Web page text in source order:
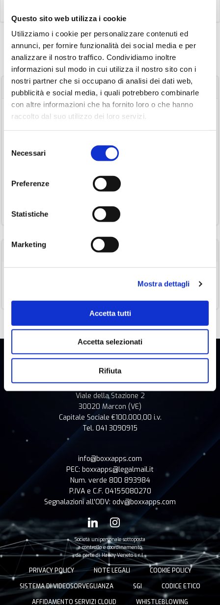
Questo sito web utilizza i cookie
Utilizziamo i cookie per personalizzare contenuti ed
annunci, per fornire funzionalità dei social media e per
analizzare il nostro traffico. Condividiamo inoltre
informazioni sul modo in cui utilizza il nostro sito con i
nostri partner che si occupano di analisi dei dati web,
pubblicità e social media, i quali potrebbero combinarle
con altre informazioni che ha fornito loro o che hanno
raccolto dal suo utilizzo dei loro servizi.
delNecessari
Preferenze
Statistiche
Marketing
Mostra dettagli
Accetta tutti
Accetta selezionati
Rifiuta
Articoli recenti
Parliamo abbastanza di sicurezza informatica alle PA?
Armatura Digitale: Strumenti di Protezione Informatici ed
Attacchi DDoS: l’ascesa dell’arma digitale nei conflitti
Proteggere le password con l’hashing: algoritmi, minacce e
Corsi cybersecurity 2025
Categorie
Boxxapps s.r.l
Viale della Stazione 2
30020 Marcon (VE)
Capitale Sociale €100.000,00 i.v.
Tel. 041 3090915
info@boxxapps.com
PEC: boxxapps@legalmail.it
Num. verde 800 893984
P.IVA e C.F. 04155080270
Segnalazioni all'ODV: odv@boxxapps.com
Società unipersonale sottoposta
a controllo e coordinamento
da parte di Halley Veneto s.r.l.
PRIVACY POLICY NOTE LEGALI
COOKIE POLICY
SISTEMA DI VIDEOSORVEGLIANZA
SGI
CODICE ETICO
AFFIDAMENTO SERVIZI CLOUD
WHISTLEBLOWING